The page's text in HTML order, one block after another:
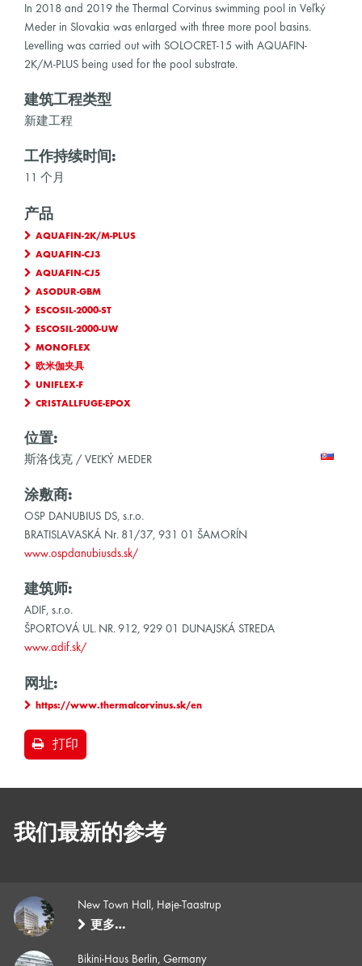
In 2018 and 2019 the Thermal Corvinus swimming pool in Veľký
Meder in Slovakia was enlarged with three more pool basins.
Levelling was carried out with SOLOCRET-15 with AQUAFIN-
2K/M-PLUS being used for the pool substrate.
建筑工程类型
新建工程
工作持续时间:
11 个月
产品
AQUAFIN-2K/M-PLUS
AQUAFIN-CJ3
AQUAFIN-CJ5
ASODUR-GBM
ESCOSIL-2000-ST
ESCOSIL-2000-UW
MONOFLEX
欧米伽夹具
UNIFLEX-F
CRISTALLFUGE-EPOX
位置:
斯洛伐克 / VEĽKÝ MEDER
涂敷商:
OSP DANUBIUS DS, s.r.o.
BRATISLAVASKÁ Nr. 81/37, 931 01 ŠAMORÍN
www.ospdanubiusds.sk/
建筑师:
ADIF, s.r.o.
ŠPORTOVÁ UL. NR. 912, 929 01 DUNAJSKÁ STREDA
www.adif.sk/
网址:
https://www.thermalcorvinus.sk/en
打印
我们最新的参考
New Town Hall, Høje-Taastrup
更多…
Bikini-Haus Berlin, Germany